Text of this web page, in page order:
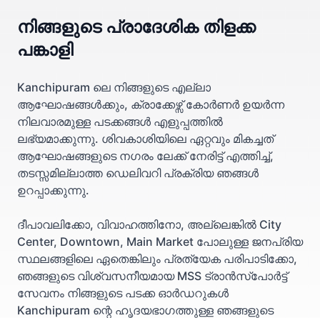
നിങ്ങളുടെ പ്രാദേശിക തിളക്ക
പങ്കാളി
Kanchipuram ലെ നിങ്ങളുടെ എല്ലാ
ആഘോഷങ്ങൾക്കും, ക്രാക്കേഴ്സ് കോർണർ ഉയർന്ന
നിലവാരമുള്ള പടക്കങ്ങൾ എളുപ്പത്തിൽ
ലഭ്യമാക്കുന്നു. ശിവകാശിയിലെ ഏറ്റവും മികച്ചത്
ആഘോഷങ്ങളുടെ നഗരം ലേക്ക് നേരിട്ട് എത്തിച്ച്,
തടസ്സമില്ലാത്ത ഡെലിവറി പ്രക്രിയ ഞങ്ങൾ
ഉറപ്പാക്കുന്നു.
ദീപാവലിക്കോ, വിവാഹത്തിനോ, അല്ലെങ്കിൽ City
Center, Downtown, Main Market പോലുള്ള ജനപ്രിയ
സ്ഥലങ്ങളിലെ ഏതെങ്കിലും പ്രത്യേക പരിപാടിക്കോ,
ഞങ്ങളുടെ വിശ്വസനീയമായ MSS ട്രാൻസ്പോർട്ട്
സേവനം നിങ്ങളുടെ പടക്ക ഓർഡറുകൾ
Kanchipuram ന്റെ ഹൃദയഭാഗത്തുള്ള ഞങ്ങളുടെ